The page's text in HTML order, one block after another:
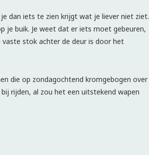
dan iets te zien krijgt wat je liever niet ziet.
je buik. Je weet dat er iets moet gebeuren,
vaste stok achter de deur is door het
die op zondagochtend kromgebogen over
rijden, al zou het een uitstekend wapen